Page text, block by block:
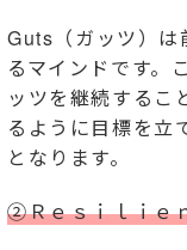
Guts（ガッツ）は
るマインドです。
ッツを継続するこ
るように目標を立
となります。
②Ｒｅｓｉｌｉｅ